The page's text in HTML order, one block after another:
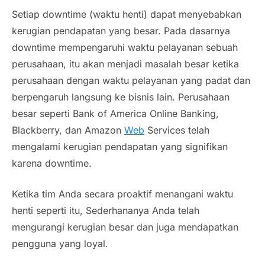
Setiap downtime (waktu henti) dapat menyebabkan
kerugian pendapatan yang besar. Pada dasarnya
downtime mempengaruhi waktu pelayanan sebuah
perusahaan, itu akan menjadi masalah besar ketika
perusahaan dengan waktu pelayanan yang padat dan
berpengaruh langsung ke bisnis lain. Perusahaan
besar seperti Bank of America Online Banking,
Blackberry, dan Amazon Web Services telah
mengalami kerugian pendapatan yang signifikan
karena downtime.
Ketika tim Anda secara proaktif menangani waktu
henti seperti itu, Sederhananya Anda telah
mengurangi kerugian besar dan juga mendapatkan
pengguna yang loyal.